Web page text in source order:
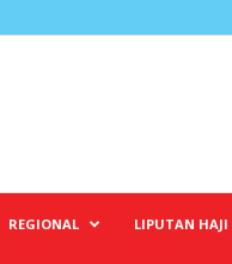
REGIONAL LIPUTAN HAJI